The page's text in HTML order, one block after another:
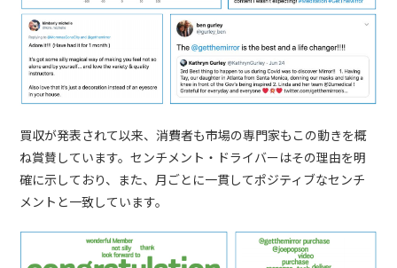
買収が発表されて以来、消費者も市場の専門家もこの動きを概
ね賞賛しています。センチメント・ドライバーはその理由を明
確に示しており、また、月ごとに一貫してポジティブなセンチ
メントと一致しています。